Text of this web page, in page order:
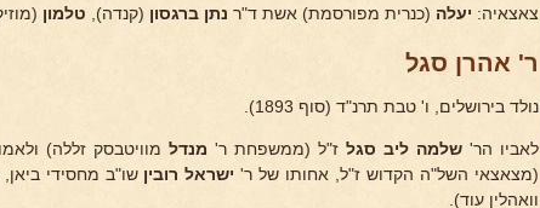
צאצאיה: יעלה (כנרית מפורסמת) אשת ד"ר נתן ברגסון (קנדה), טלמון
ר' אהרן סגל
נולד בירושלים, ו' טבת תרנ"ד (סוף 1893).
לאביו הר' שלמה ליב סגל ז"ל (ממשפחת ר' מנדל מוויטבסק זללה) ולאמו
(מצאצאי השל"ה הקדוש ז"ל, אחותו של ר'ישראל רוביןשו"ב מחסידי
וואהלין עוד).